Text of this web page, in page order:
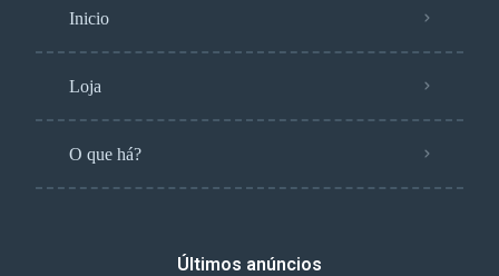
Inicio
Loja
O que há?
Últimos anúncios